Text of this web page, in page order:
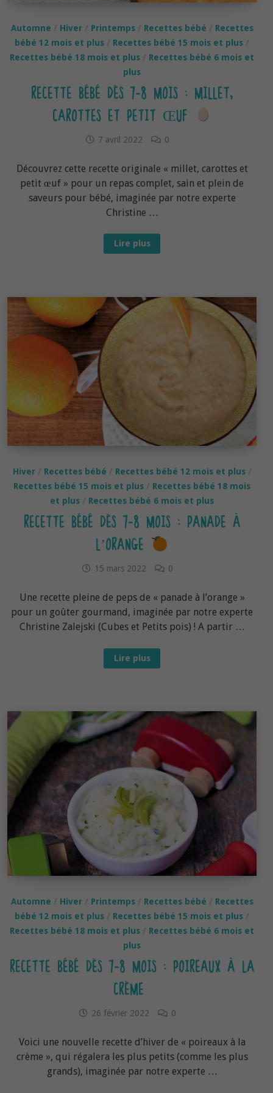
Automne Hiver/ Printemps/ Recettes bébé
Recettes
bébé 12 mois et plus
Recettes bébé 15 mois et plus
Recettes bébé 18 mois et plus
Recettes bébé 6 mois et
plus
RECETTE BÉBÉ DÈS 7-8 MOIS : MILLET,
CAROTTES ET PETIT ŒUF
7 avril 2022 0
Découvrez cette recette originale « millet, carottes et
petit œuf » pour un repas complet, sain et plein de
saveurs pour bébé, imaginée par notre experte
Christine …
Recette
bébé
dès
carottes
et
petit
œuf
Lire plus
Hiver/ Recettes bébé Recettes bébé 12 mois et plus/
Recettes bébé 15 mois et plus
Recettes bébé 18 mois
et plus
Recettes bébé 6 mois et plus
RECETTE BÉBÉ DÈS 7-8 MOIS : PANADE À
L’ORANGE
15 mars 2022 0
Une recette pleine de peps de « panade à l’orange »
pour un goûter gourmand, imaginée par notre experte
Christine Zalejski (Cubes et Petits pois) ! A partir …
Recette
bébé
dès
à
l’orange
Lire plus
Automne Hiver/ Printemps/ Recettes bébé
Recettes
bébé 12 mois et plus
Recettes bébé 15 mois et plus
Recettes bébé 18 mois et plus
Recettes bébé 6 mois et
plus
RECETTE BÉBÉ DÈS 7-8 MOIS : POIREAUX À LA
CRÈME
26 février 2022 0
Voici une nouvelle recette d’hiver de « poireaux à la
crème », qui régalera les plus petits (comme les plus
grands), imaginée par notre experte …